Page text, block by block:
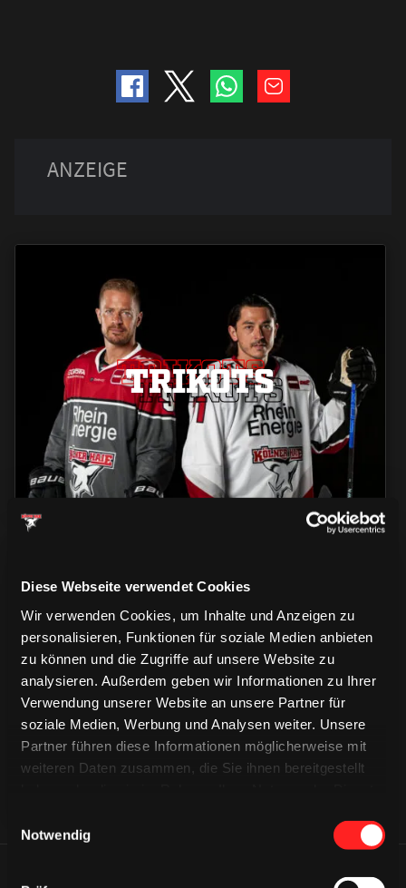
Diese Webseite verwendet Cookies
Wir verwenden Cookies, um Inhalte und Anzeigen zu
personalisieren, Funktionen für soziale Medien anbieten
zu können und die Zugriffe auf unsere Website zu
analysieren. Außerdem geben wir Informationen zu Ihrer
Verwendung unserer Website an unsere Partner für
soziale Medien, Werbung und Analysen weiter. Unsere
Partner führen diese Informationen möglicherweise mit
weiteren Daten zusammen, die Sie ihnen bereitgestellt
Notwendig
TRIKOTS
TRIKOTS
TRIKOTS
CAPS & CO
CAPS & CO
CAPS & CO